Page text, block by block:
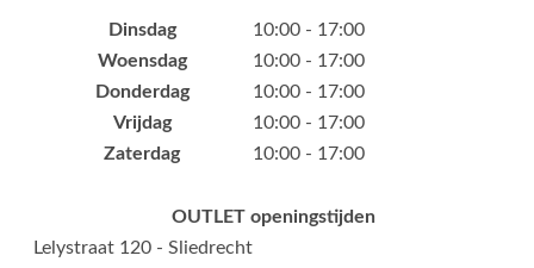
Dinsdag
10:00 - 17:00
Woensdag
10:00 - 17:00
Donderdag
10:00 - 17:00
Vrijdag
10:00 - 17:00
Zaterdag
10:00 - 17:00
OUTLET openingstijden
Lelystraat 120 - Sliedrecht